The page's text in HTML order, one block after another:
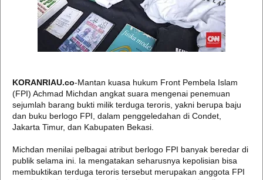
KORANRIAU.co-Mantan kuasa hukum Front Pembela Islam
(FPI) Achmad Michdan angkat suara mengenai penemuan
sejumlah barang bukti milik terduga teroris, yakni berupa baju
dan buku berlogo FPI, dalam penggeledahan di Condet,
Jakarta Timur, dan Kabupaten Bekasi.
Michdan menilai pelbagai atribut berlogo FPI banyak beredar di
publik selama ini. Ia mengatakan seharusnya kepolisian bisa
membuktikan terduga teroris tersebut merupakan anggota FPI